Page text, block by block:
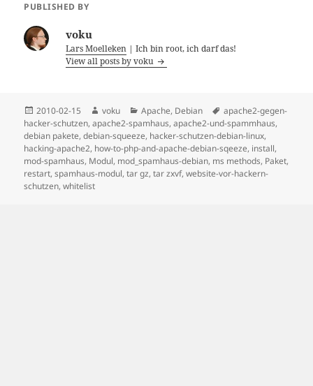
PUBLISHED BY
voku
Lars Moelleken | Ich bin root, ich darf das!
View all posts by voku
Posted
on
2010-02-15 Author
voku Categories
Apache, Debian Tags
apache2-gegen-
hacker-schutzen,apache2-spamhaus,apache2-und-spammhaus,
debian pakete,debian-squeeze, hacker-schutzen-debian-linux,
hacking-apache2, how-to-php-and-apache-debian-sqeeze, install,
mod-spamhaus, Modul, mod_spamhaus-debian, ms methods, Paket,
restart,spamhaus-modul,tar gz,tar zxvf,website-vor-hackern-
schutzen,whitelist